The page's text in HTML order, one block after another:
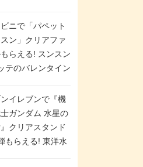
カンドッグが税抜
ー＆バターをレ
ップで手軽に楽
る冷凍食品。2個入
ニで「パペット
ン」クリアファ
らえる! スンスン
テのバレンタイン
ト。セブン、フ
、ローソンの3社
るデザイン＆対
イレブンで『機
ガンダム 水星の
クリアスタンド
もらえる! 東洋水